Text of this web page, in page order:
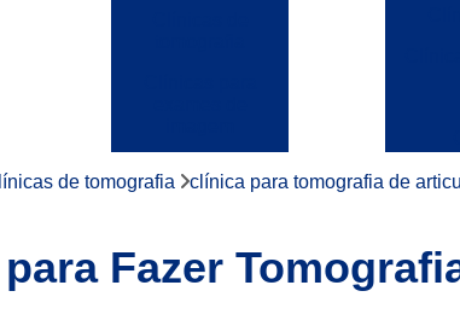
populares
de tomografia clínica para tomografia de
Fazer